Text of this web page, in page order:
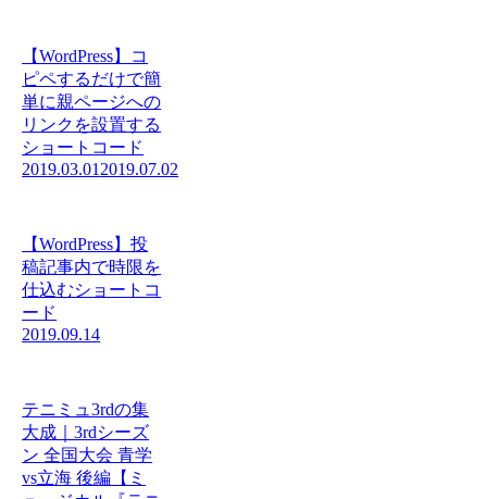
【WordPress】コ
ピペするだけで簡
単に親ページへの
リンクを設置する
ショートコード
2019.03.01 2019.07.02
【WordPress】投
稿記事内で時限を
仕込むショートコ
ード
2019.09.14
テニミュ3rdの集
大成｜3rdシーズ
ン 全国大会 青学
vs立海 後編【ミ